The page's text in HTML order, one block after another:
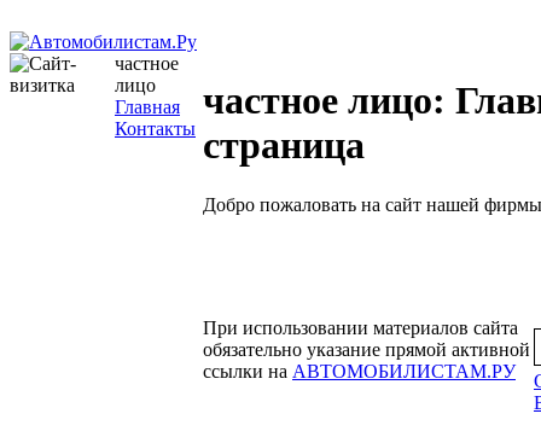
частное
лицо
Главная
Контакты
частное лицо:
страница
Добро пожаловать на сайт нашей
При использовании материалов сайта
обязательно указание прямой активной
ссылки на АВТОМОБИЛИСТАМ.РУ